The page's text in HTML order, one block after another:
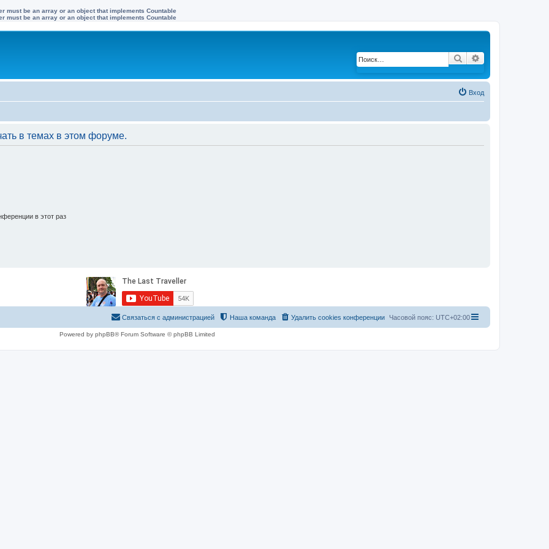
must be an array or an object that implements Countable
must be an array or an object that implements Countable
Поиск
Вход
в темах в этом форуме.
в этот раз
Часовой пояс: UTC+02:00
Удалить cookies конференции
Наша команда
Связаться с администрацией
Powered by phpBB® Forum Software © phpBB Limited